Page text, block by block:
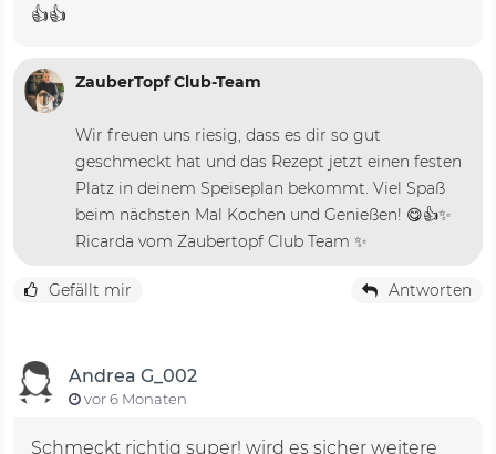
👍👍
ZauberTopf Club-Team
Wir freuen uns riesig, dass es dir so gut
geschmeckt hat und das Rezept jetzt einen festen
Platz in deinem Speiseplan bekommt. Viel Spaß
beim nächsten Mal Kochen und Genießen! 😋👍✨
Ricarda vom Zaubertopf Club Team ✨
Gefällt mir Antworten
Andrea G_002
vor 6 Monaten
Schmeckt richtig super! wird es sicher weitere